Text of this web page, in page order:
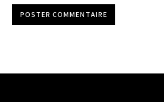
POSTER COMMENTAIRE